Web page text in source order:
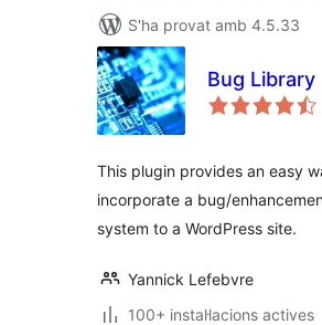
S'ha provat amb 4.5.33
Bug Library
This plugin provides an easy
incorporate a bug/
system to a WordPress site.
Yannick Lefebvre
100+ instal·lacions actives